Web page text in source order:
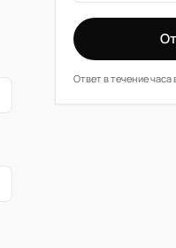
Ответ в течение часа